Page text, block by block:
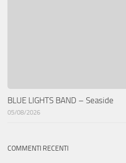
BLUE LIGHTS BAND – Seaside
05/08/2026
COMMENTI RECENTI